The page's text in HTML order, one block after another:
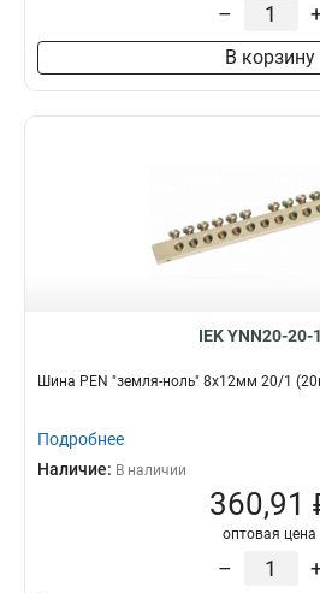
–
В корзину
IEK YNN20-20-
Шина PEN "земля-ноль" 8х12мм 20/1
Подробнее
Наличие: В наличии
360,91
оптовая цена
–